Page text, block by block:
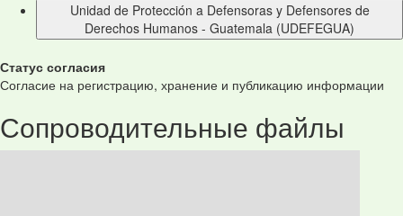
Unidad de Protección a Defensoras y Defensores de
Derechos Humanos - Guatemala (UDEFEGUA)
Статус согласия
Согласие на регистрацию, хранение и публикацию информации
Сопроводительные файлы